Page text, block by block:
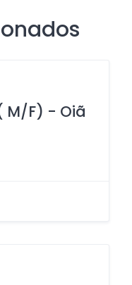
M/F) - Oiã